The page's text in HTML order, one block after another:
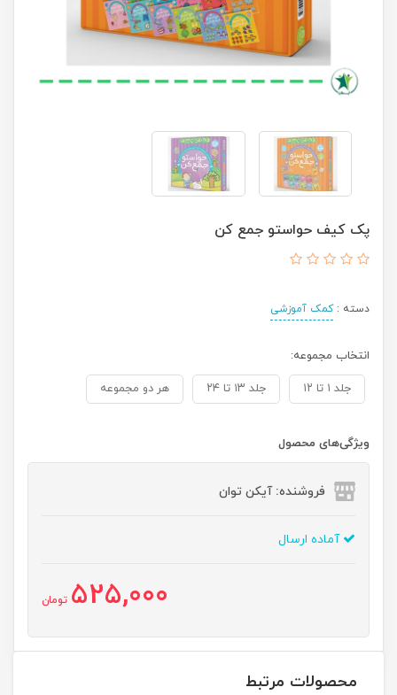
پک کیف حواستو جمع کن
دسته :کمک آموزشی
انتخاب مجموعه:
جلد ۱ تا ۱۲ جلد ۱۳ تا ۲۴ هر دو مجموعه
ویژگی‌های محصول
فروشنده: آیکن توان
آماده ارسال
525,000 تومان
محصولات مرتبط